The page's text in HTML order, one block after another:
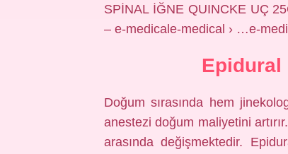
SPİNAL İĞNE QUINCKE UÇ
– e-medicale-medical › …e-
Epidural
Doğum sırasında hem
anestezi doğum maliyetini
arasında değişmektedir.